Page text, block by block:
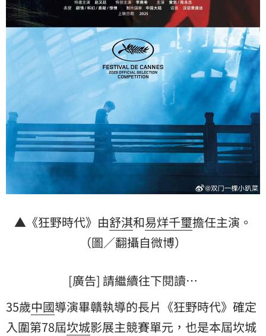
▲《狂野時代》由舒淇和易烊千璽擔任主演。
（圖／翻攝自微博）
[廣告] 請繼續往下閱讀…
35歲中國導演畢贛執導的長片《狂野時代》確定
入圍第78屆坎城影展主競賽單元，也是本屆坎城